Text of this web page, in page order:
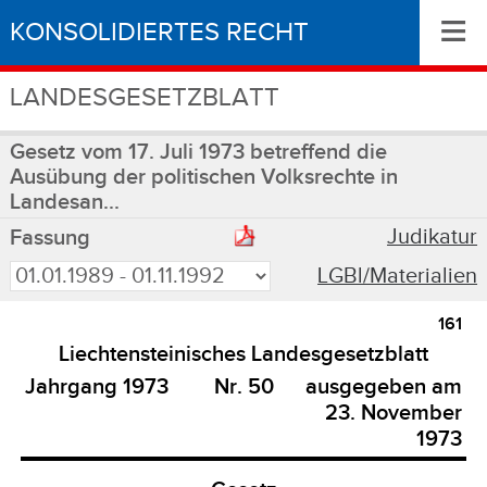
KONSOLIDIERTES RECHT
LANDESGESETZBLATT
≡
Gesetz vom 17. Juli 1973 betreffend die
Ausübung der politischen Volksrechte in
Landesan...
Fassung
Judikatur
LGBl/Materialien